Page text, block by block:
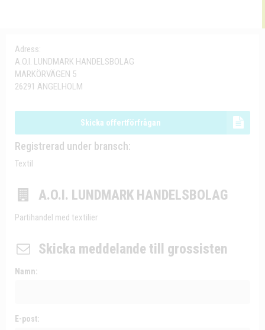
Adress:
A.O.I. LUNDMARK HANDELSBOLAG
MARKÖRVÄGEN 5
26291 ÄNGELHOLM
Skicka offertförfrågan
Registrerad under bransch:
Textil
A.O.I. LUNDMARK HANDELSBOLAG
Partihandel med textilier
Skicka meddelande till grossisten
Namn:
E-post: